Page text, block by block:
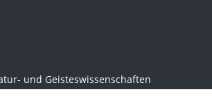
und Geisteswissenschaften